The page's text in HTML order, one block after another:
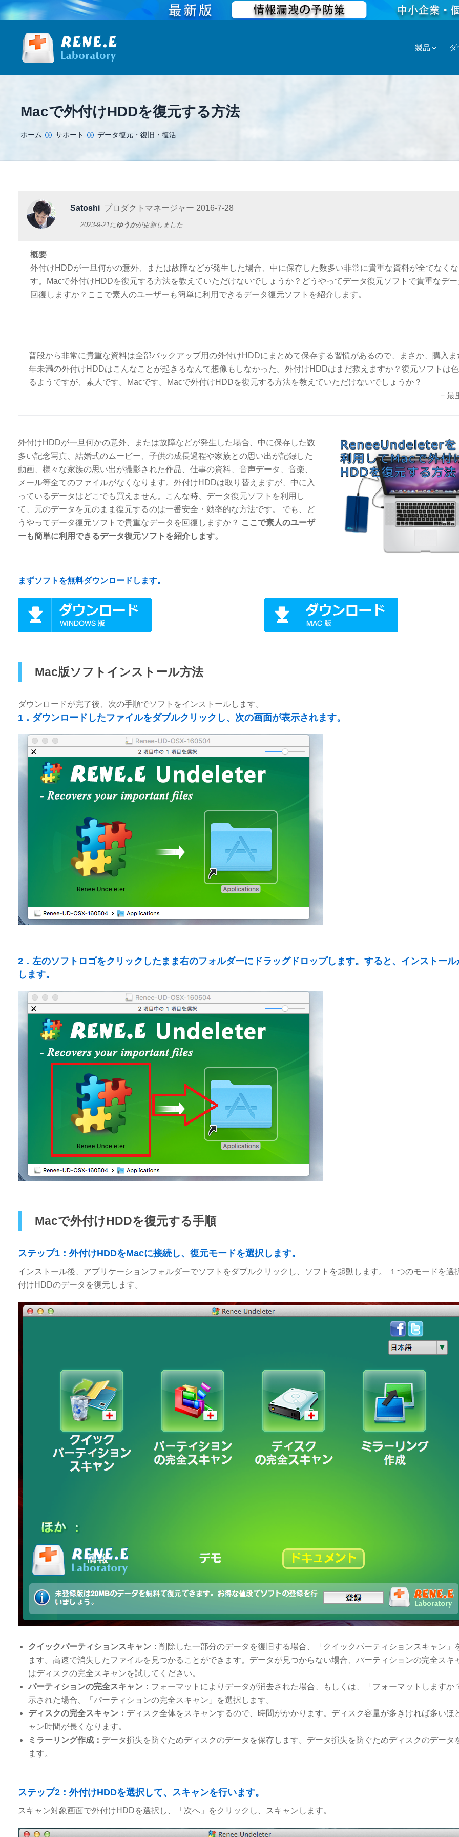
製品
Macで外付けHDDを復元する方法
You are here:
ホーム サポート データ復元・復旧・復活
Satoshi プロダクトマネージャー 2016-7-28
2023-9-21にゆうかが更新しました
概要
外付けHDDが一旦何かの意外、または故障などが発生した場合、中に保存した数多い非常に貴重な資料が全てなく
す。Macで外付けHDDを復元する方法を教えていただけないでしょうか？どうやってデータ復元ソフトで貴重なデ
回復しますか？ここで素人のユーザーも簡単に利用できるデータ復元ソフトを紹介します。
普段から非常に貴重な資料は全部バックアップ用の外付けHDDにまとめて保存する習慣があるので、まさか、購入ま
年未満の外付けHDDはこんなことが起きるなんて想像もしなかった。外付けHDDはまだ救えますか？復元ソフトは
るようですが、素人です。Macです。Macで外付けHDDを復元する方法を教えていただけないでしょうか？
－最
外付けHDDが一旦何かの意外、または故障などが発生した場合、中に保存した数
多い記念写真、結婚式のムービー、子供の成長過程や家族との思い出が記録した
動画、様々な家族の思い出が撮影された作品、仕事の資料、音声データ、音楽、
メール等全てのファイルがなくなります。外付けHDDは取り替えますが、中に入
っているデータはどこでも買えません。こんな時、データ復元ソフトを利用し
て、元のデータを元のまま復元するのは一番安全・効率的な方法です。 でも、ど
うやってデータ復元ソフトで貴重なデータを回復しますか？ ここで素人のユーザ
ーも簡単に利用できるデータ復元ソフトを紹介します。
まずソフトを無料ダウンロードします。
Mac版ソフトインストール方法
ダウンロードが完了後、次の手順でソフトをインストールします。
1．ダウンロードしたファイルをダブルクリックし、次の画面が表示されます。
2．左のソフトロゴをクリックしたまま右のフォルダーにドラッグドロップします。すると、インストール
します。
Macで外付けHDDを復元する手順
ステップ1：外付けHDDをMacに接続し、復元モードを選択します。
インストール後、アプリケーションフォルダーでソフトをダブルクリックし、ソフトを起動します。 １つのモードを選
付けHDDのデータを復元します。
クイックパーティションスキャン： 削除した一部分のデータを復旧する場合、「クイックパーティションスキャン」
ます。高速で消失したファイルを見つかることができます。データが見つからない場合、パーティションの完全スキ
はディスクの完全スキャンを試してください。
パーティションの完全スキャン： フォーマットによりデータが消去された場合、もしくは、「フォーマットしますか
示された場合、「パーティションの完全スキャン」を選択します。
ディスクの完全スキャン： ディスク全体をスキャンするので、時間がかかります。ディスク容量が多きければ多いほ
ャン時間が長くなります。
ミラーリング作成： データ損失を防ぐためディスクのデータを保存します。データ損失を防ぐためディスクのデータ
ます。
ステップ2：外付けHDDを選択して、スキャンを行います。
スキャン対象画面で外付けHDDを選択し、「次へ」をクリックし、スキャンします。